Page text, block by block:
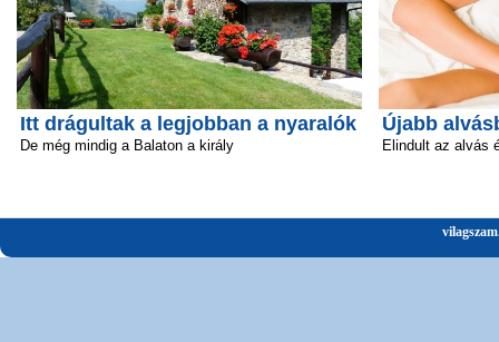
Itt drágultak a legjobban a nyaralók
De még mindig a Balaton a király
Újabb
Elindult az alvás